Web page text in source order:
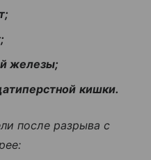
железы;
кишки.
после разрыва с